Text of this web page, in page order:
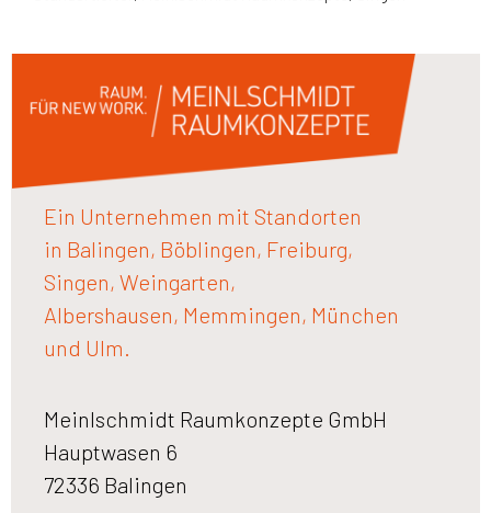
Ein Unternehmen mit Standorten
in Balingen, Böblingen, Freiburg,
Singen, Weingarten,
Albershausen, Memmingen, München
und Ulm.
Meinlschmidt Raumkonzepte GmbH
Hauptwasen 6
72336 Balingen